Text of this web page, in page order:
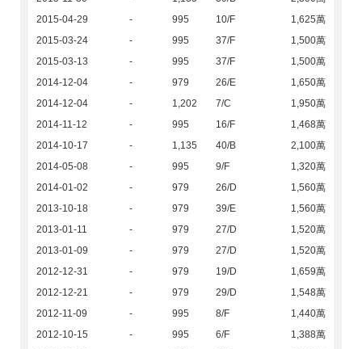
2015-04-29
- 995 10/F
1,625萬
2015-03-24
- 995 37/F
1,500萬
2015-03-13
- 995 37/F
1,500萬
2014-12-04
- 979 26/E
1,650萬
2014-12-04
- 1,202 7/C
1,950萬
2014-11-12
- 995 16/F
1,468萬
2014-10-17
- 1,135 40/B
2,100萬
2014-05-08
- 995 9/F
1,320萬
2014-01-02
- 979 26/D
1,560萬
2013-10-18
- 979 39/E
1,560萬
2013-01-11
- 979 27/D
1,520萬
2013-01-09
- 979 27/D
1,520萬
2012-12-31
- 979 19/D
1,659萬
2012-12-21
- 979 29/D
1,548萬
2012-11-09
- 995 8/F
1,440萬
2012-10-15
- 995 6/F
1,388萬